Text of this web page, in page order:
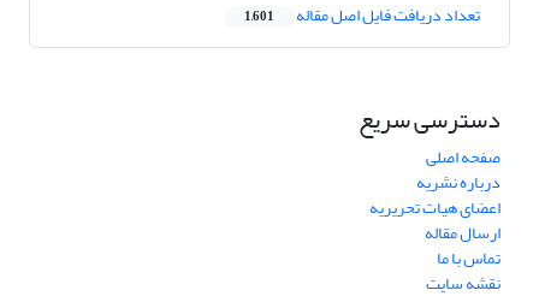
تعداد دریافت فایل اصل مقاله 1,601
دسترسی سریع
صفحه اصلی
درباره نشریه
اعضای هیات تحریریه
ارسال مقاله
تماس با ما
نقشه سایت